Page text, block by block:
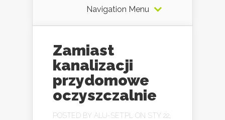
Navigation Menu
Zamiast
kanalizacji
przydomowe
oczyszczalnie
POSTED BY ALU-SET.PL
ON STY 22,